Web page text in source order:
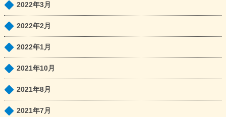
2022年3月
2022年2月
2022年1月
2021年10月
2021年8月
2021年7月